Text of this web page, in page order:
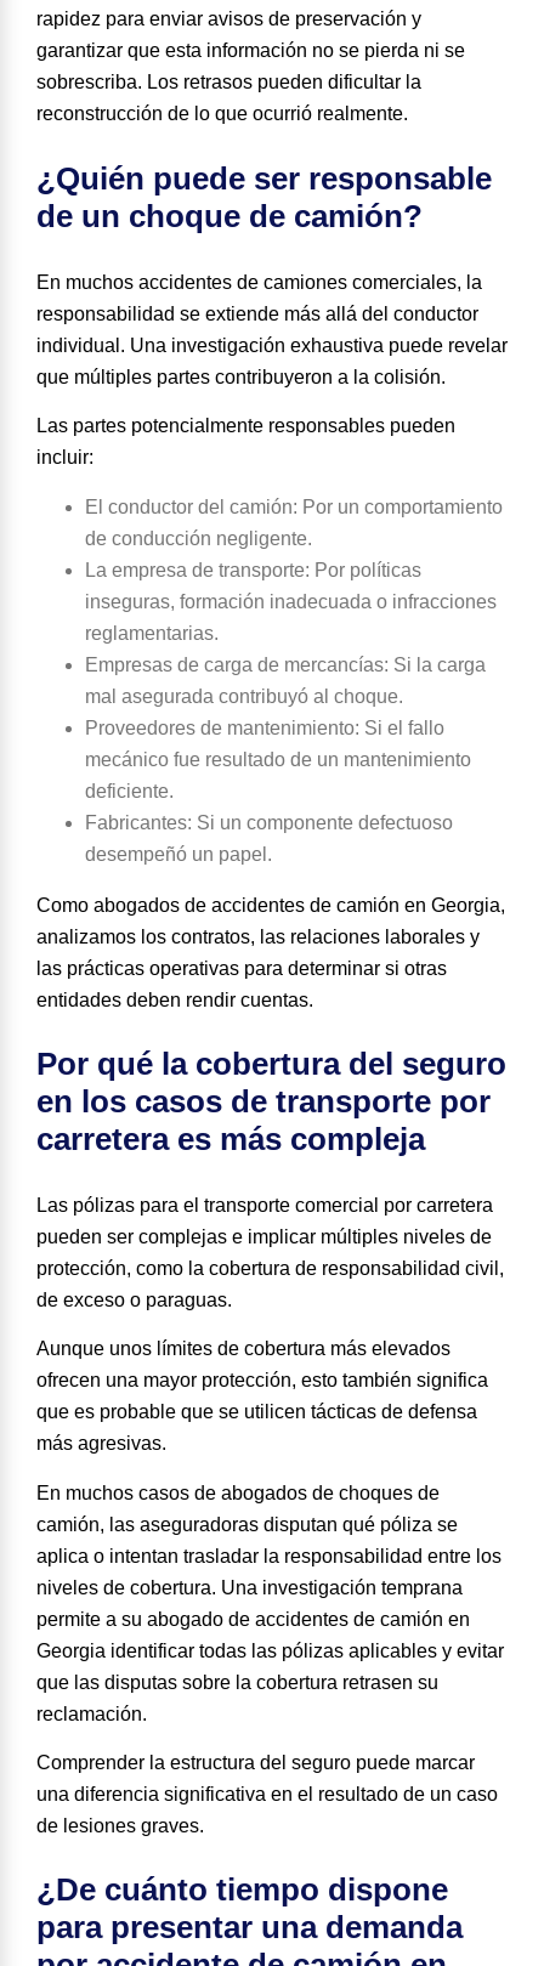
rapidez para enviar avisos de preservación y
garantizar que esta información no se pierda ni se
sobrescriba. Los retrasos pueden dificultar la
reconstrucción de lo que ocurrió realmente.
¿Quién puede ser responsable
de un choque de camión?
En muchos accidentes de camiones comerciales, la
responsabilidad se extiende más allá del conductor
individual. Una investigación exhaustiva puede revelar
que múltiples partes contribuyeron a la colisión.
Las partes potencialmente responsables pueden
incluir:
El conductor del camión: Por un comportamiento
de conducción negligente.
La empresa de transporte: Por políticas
inseguras, formación inadecuada o infracciones
reglamentarias.
Empresas de carga de mercancías: Si la carga
mal asegurada contribuyó al choque.
Proveedores de mantenimiento: Si el fallo
mecánico fue resultado de un mantenimiento
deficiente.
Fabricantes: Si un componente defectuoso
desempeñó un papel.
Como abogados de accidentes de camión en Georgia,
analizamos los contratos, las relaciones laborales y
las prácticas operativas para determinar si otras
entidades deben rendir cuentas.
Por qué la cobertura del seguro
en los casos de transporte por
carretera es más compleja
Las pólizas para el transporte comercial por carretera
pueden ser complejas e implicar múltiples niveles de
protección, como la cobertura de responsabilidad civil,
de exceso o paraguas.
Aunque unos límites de cobertura más elevados
ofrecen una mayor protección, esto también significa
que es probable que se utilicen tácticas de defensa
más agresivas.
En muchos casos de abogados de choques de
camión, las aseguradoras disputan qué póliza se
aplica o intentan trasladar la responsabilidad entre los
niveles de cobertura. Una investigación temprana
permite a su abogado de accidentes de camión en
Georgia identificar todas las pólizas aplicables y evitar
que las disputas sobre la cobertura retrasen su
reclamación.
Comprender la estructura del seguro puede marcar
una diferencia significativa en el resultado de un caso
de lesiones graves.
¿De cuánto tiempo dispone
para presentar una demanda